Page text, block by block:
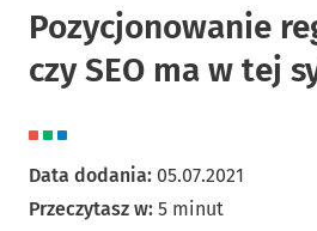
Pozycjonowanie
czy SEO ma w tej
Data dodania: 05.07.2021
Przeczytasz w: 5 minut